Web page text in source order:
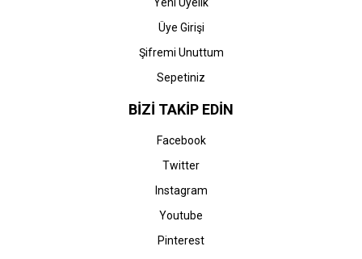
Üye Girişi
Şifremi Unuttum
Sepetiniz
BİZİ TAKİP EDİN
Facebook
Twitter
Instagram
Youtube
Pinterest